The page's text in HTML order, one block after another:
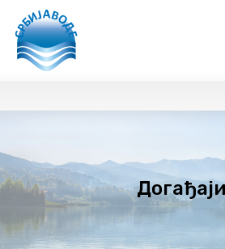
Портрет ЈВП СРБИЈАВОДЕ
Вода без границаДогађаји